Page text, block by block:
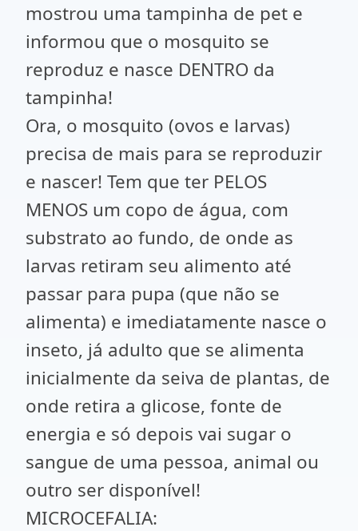
mostrou uma tampinha de pet e
informou que o mosquito se
reproduz e nasce DENTRO da
tampinha!
Ora, o mosquito (ovos e larvas)
precisa de mais para se reproduzir
e nascer! Tem que ter PELOS
MENOS um copo de água, com
substrato ao fundo, de onde as
larvas retiram seu alimento até
passar para pupa (que não se
alimenta) e imediatamente nasce o
inseto, já adulto que se alimenta
inicialmente da seiva de plantas, de
onde retira a glicose, fonte de
energia e só depois vai sugar o
sangue de uma pessoa, animal ou
outro ser disponível!
MICROCEFALIA: